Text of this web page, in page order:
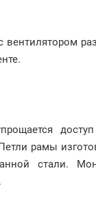
рамы
стали.